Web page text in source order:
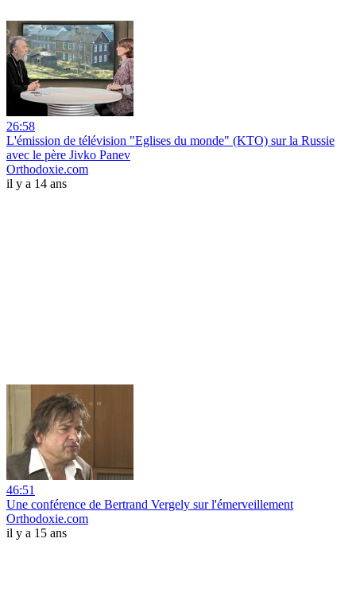
26:58
L'émission de télévision "Eglises du monde" (KTO) sur la Russie
avec le père Jivko Panev
Orthodoxie.com
il y a 14 ans
46:51
Une conférence de Bertrand Vergely sur l'émerveillement
Orthodoxie.com
il y a 15 ans